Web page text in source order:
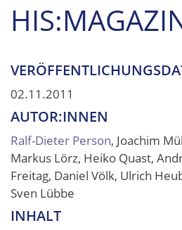
02.11.2011
AUTOR:INNEN
Ralf-Dieter Person, Joachim
Markus Lörz, Heiko Quast,
Freitag, Daniel Völk, Ulrich
Sven Lübbe
INHALT